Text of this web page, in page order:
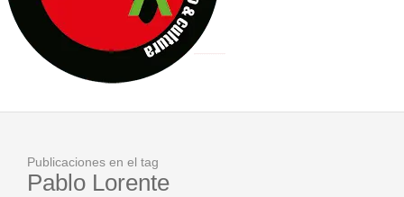
MARSHALL FLASH PRESENTA EN EXVITA [RELATIVA
JOFRE BARDAGÍ EN EXVITA INTERPRETANDO A SERRAT
Publicaciones en el tag
Pablo Lorente